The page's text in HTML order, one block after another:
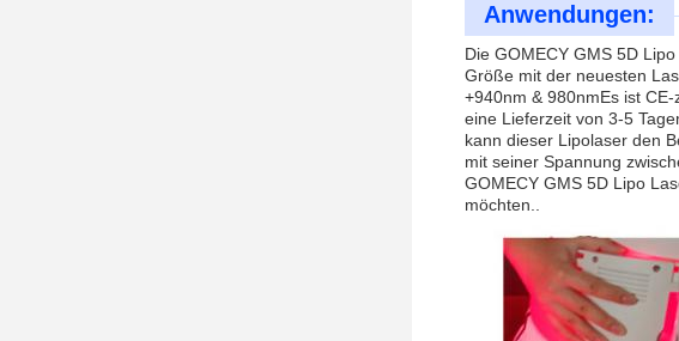
Anwendungen:
Die GOMECY GMS 5D
Größe mit der neuesten
+940nm & 980nmEs ist
eine Lieferzeit von 3-5
kann dieser Lipolaser den
mit seiner Spannung
GOMECY GMS 5D Lipo
möchten..